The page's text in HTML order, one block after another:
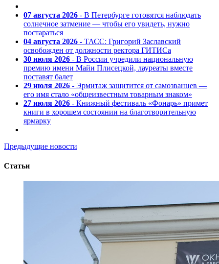
07 августа 2026 - В Петербурге готовятся наблюдать
солнечное затмение — чтобы его увидеть, нужно
постараться
04 августа 2026 - ТАСС: Григорий Заславский
освобожден от должности ректора ГИТИСа
30 июля 2026 - В России учредили национальную
премию имени Майи Плисецкой, лауреаты вместе
поставят балет
29 июля 2026 - Эрмитаж защитится от самозванцев —
его имя стало «общеизвестным товарным знаком»
27 июля 2026 - Книжный фестиваль «Фонарь» примет
книги в хорошем состоянии на благотворительную
ярмарку
Предыдущие новости
Статьи